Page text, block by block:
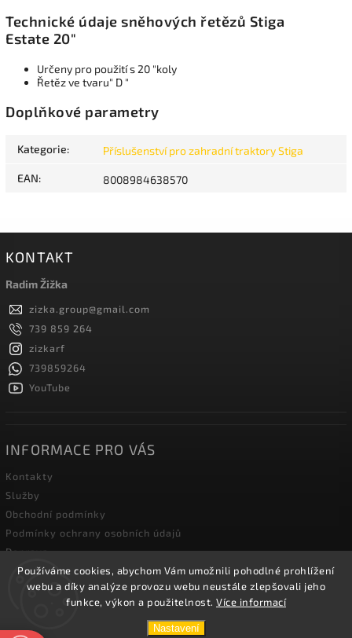
Používáme cookies, abychom Vám umožnili pohodlné prohlížení
webu a díky analýze provozu webu neustále zlepšovali jeho
funkce, výkon a použitelnost. Více informací
Nastavení
Technické údaje sněhových řetězů Stiga
Estate 20"
Určeny pro použití s 20 "koly
Řetěz ve tvaru" D "
Doplňkové parametry
Kategorie: Příslušenství pro zahradní traktory Stiga
EAN: 8008984638570
KONTAKT
Radim Žižka
zizka.group@gmail.com
739 859 264
zizkarf
739859264
YouTube
INFORMACE PRO VÁS
Kontakty
Služby
Obchodní podmínky
Podmínky ochrany osobních údajů
Doprava
Blog zahradní techniky
Žižka R&F s.r.o.. Všechna práva vyhrazena.